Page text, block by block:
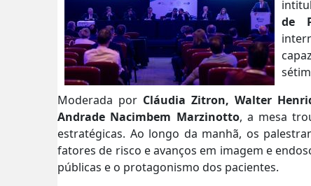
de
Moderada por Cláudia Zitron, Walter
Andrade Nacimbem Marzinotto, a mesa
estratégicas. Ao longo da manhã, os
fatores de risco e avanços em imagem e
públicas e o protagonismo dos pacientes.